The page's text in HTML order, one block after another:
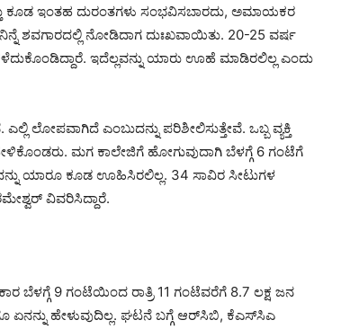
ಕೂಡ ಇಂತಹ ದುರಂತಗಳು ಸಂಭವಿಸಬಾರದು, ಅಮಾಯಕರ
ಶವಗಾರದಲ್ಲಿ ನೋಡಿದಾಗ ದುಃಖವಾಯಿತು. 20-25 ವರ್ಷ
ಇದೆಲ್ಲವನ್ನು ಯಾರು ಊಹೆ ಮಾಡಿರಲಿಲ್ಲ ಎಂದು
ಲೋಪವಾಗಿದೆ ಎಂಬುದನ್ನು ಪರಿಶೀಲಿಸುತ್ತೇವೆ. ಒಬ್ಬ ವ್ಯಕ್ತಿ
ಮಗ ಕಾಲೇಜಿಗೆ ಹೋಗುವುದಾಗಿ ಬೆಳಗ್ಗೆ 6 ಗಂಟೆಗೆ
ಯಾರೂ ಕೂಡ ಊಹಿಸಿರಲಿಲ್ಲ. 34 ಸಾವಿರ ಸೀಟುಗಳ
ವಿವರಿಸಿದ್ದಾರೆ.
ಬೆಳಗ್ಗೆ 9 ಗಂಟೆಯಿಂದ ರಾತ್ರಿ 11 ಗಂಟೆವರೆಗೆ 8.7 ಲಕ್ಷ ಜನ
ಹೇಳುವುದಿಲ್ಲ‌. ಘಟನೆ ಬಗ್ಗೆ ಆರ್‌ಸಿಬಿ, ಕೆಎಸ್‌ಸಿಎ